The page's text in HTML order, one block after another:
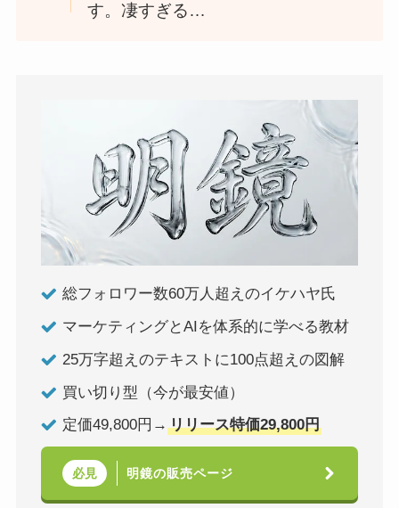
す。凄すぎる…
総フォロワー数60万人超えのイケハヤ氏
マーケティングとAIを体系的に学べる教材
25万字超えのテキストに100点超えの図解
買い切り型（今が最安値）
定価49,800円→ リリース特価29,800円
必見 明鏡の販売ページ